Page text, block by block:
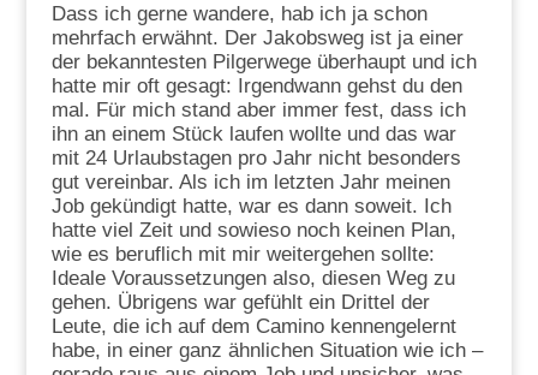
Dass ich gerne wandere, hab ich ja schon
mehrfach erwähnt. Der Jakobsweg ist ja einer
der bekanntesten Pilgerwege überhaupt und ich
hatte mir oft gesagt: Irgendwann gehst du den
mal. Für mich stand aber immer fest, dass ich
ihn an einem Stück laufen wollte und das war
mit 24 Urlaubstagen pro Jahr nicht besonders
gut vereinbar. Als ich im letzten Jahr meinen
Job gekündigt hatte, war es dann soweit. Ich
hatte viel Zeit und sowieso noch keinen Plan,
wie es beruflich mit mir weitergehen sollte:
Ideale Voraussetzungen also, diesen Weg zu
gehen. Übrigens war gefühlt ein Drittel der
Leute, die ich auf dem Camino kennengelernt
habe, in einer ganz ähnlichen Situation wie ich –